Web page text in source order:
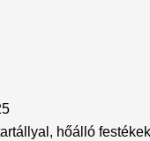
hőálló